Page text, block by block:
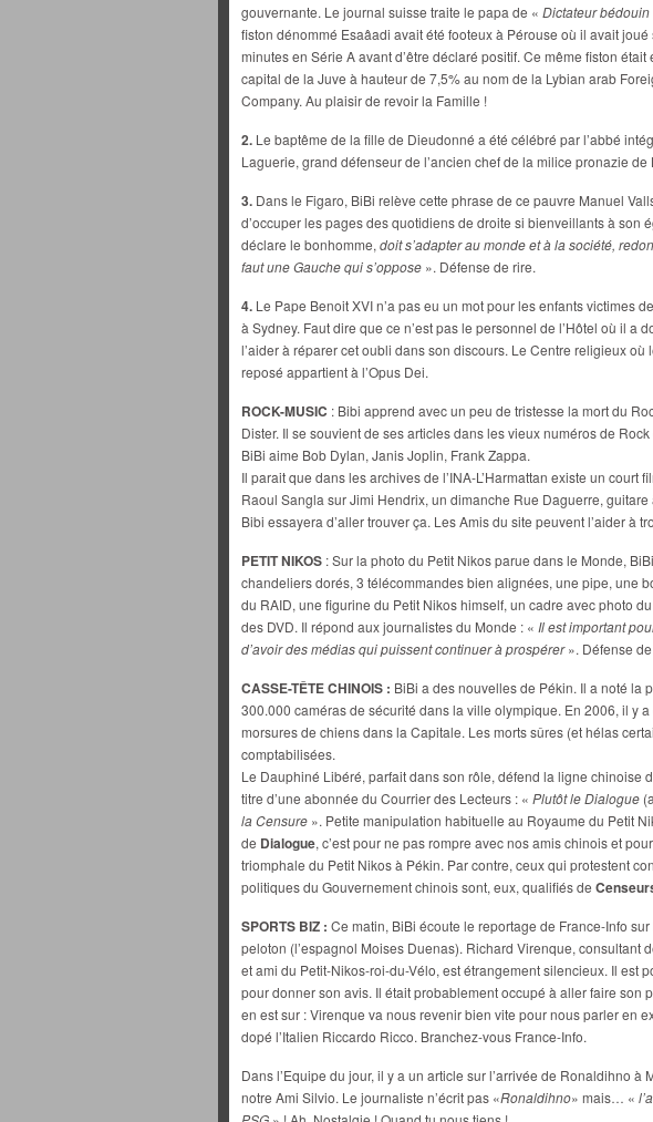
gouvernante. Le journal suisse traite le papa de « Dictateur bédouin
fiston dénommé Esaâadi avait été footeux à Pérouse où il avait
minutes en Série A avant d’être déclaré positif. Ce même fiston était
capital de la Juve à hauteur de 7,5% au nom de la Lybian arab
Company. Au plaisir de revoir la Famille !
2. Le baptême de la fille de Dieudonné a été célébré par l’abbé
Laguerie, grand défenseur de l’ancien chef de la milice pronazie de
3. Dans le Figaro, BiBi relève cette phrase de ce pauvre Manuel
d’occuper les pages des quotidiens de droite si bienveillants à son
déclare le bonhomme, doit s’adapter au monde et à la société,
faut une Gauche qui s’oppose ». Défense de rire.
4. Le Pape Benoit XVI n’a pas eu un mot pour les enfants victimes
à Sydney. Faut dire que ce n’est pas le personnel de l’Hôtel où il a
l’aider à réparer cet oubli dans son discours. Le Centre religieux où
reposé appartient à l’Opus Dei.
ROCK-MUSIC : Bibi apprend avec un peu de tristesse la mort du
Dister. Il se souvient de ses articles dans les vieux numéros de
BiBi aime Bob Dylan, Janis Joplin, Frank Zappa.
Il parait que dans les archives de l’INA-L’Harmattan existe un court
Raoul Sangla sur Jimi Hendrix, un dimanche Rue Daguerre, guitare
Bibi essayera d’aller trouver ça. Les Amis du site peuvent l’aider à
PETIT NIKOS : Sur la photo du Petit Nikos parue dans le Monde,
chandeliers dorés, 3 télécommandes bien alignées, une pipe, une
du RAID, une figurine du Petit Nikos himself, un cadre avec photo
des DVD. Il répond aux journalistes du Monde : « Il est important
d’avoir des médias qui puissent continuer à prospérer». Défense
CASSE-TÊTE CHINOIS : BiBi a des nouvelles de Pékin. Il a noté la
300.000 caméras de sécurité dans la ville olympique. En 2006, il y
morsures de chiens dans la Capitale. Les morts sûres (et hélas
comptabilisées.
Le Dauphiné Libéré, parfait dans son rôle, défend la ligne chinoise
titre d’une abonnée du Courrier des Lecteurs : « Plutôt le Dialogue
la Censure ». Petite manipulation habituelle au Royaume du Petit
de Dialogue, c’est pour ne pas rompre avec nos amis chinois et
triomphale du Petit Nikos à Pékin. Par contre, ceux qui protestent
politiques du Gouvernement chinois sont, eux, qualifiés de
SPORTS BIZ : Ce matin, BiBi écoute le reportage de France-Info
peloton (l’espagnol Moises Duenas). Richard Virenque, consultant
et ami du Petit-Nikos-roi-du-Vélo, est étrangement silencieux. Il est
pour donner son avis. Il était probablement occupé à aller faire son
en est sur : Virenque va nous revenir bien vite pour nous parler en
dopé l’Italien Riccardo Ricco. Branchez-vous France-Info.
Dans l’Equipe du jour, il y a un article sur l’arrivée de Ronaldihno à
notre Ami Silvio. Le journaliste n’écrit pas «Ronaldihno» mais… «